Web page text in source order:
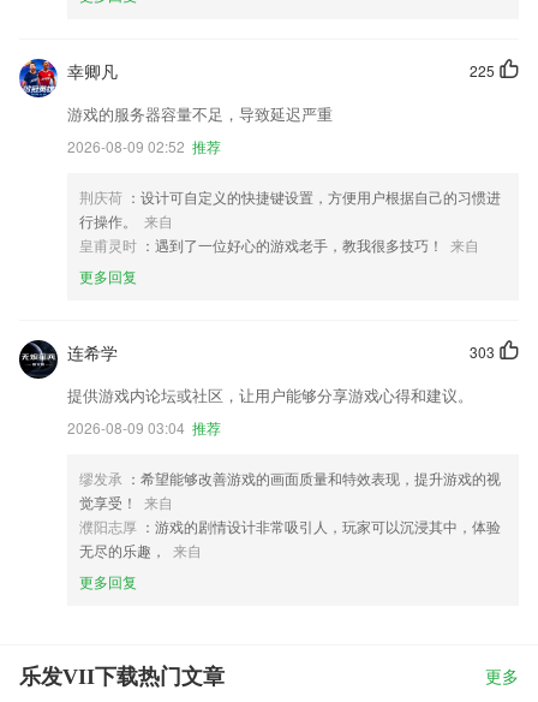
225
幸卿凡
游戏的服务器容量不足，导致延迟严重
2026-08-09 02:52 推荐
荆庆荷 ：设计可自定义的快捷键设置，方便用户根据自己的习惯进
行操作。
来自
皇甫灵时 ：遇到了一位好心的游戏老手，教我很多技巧！
来自
更多回复
303
连希学
提供游戏内论坛或社区，让用户能够分享游戏心得和建议。
2026-08-09 03:04 推荐
缪发承 ：希望能够改善游戏的画面质量和特效表现，提升游戏的视
觉享受！
来自
濮阳志厚 ：游戏的剧情设计非常吸引人，玩家可以沉浸其中，体验
无尽的乐趣，
来自
更多回复
乐发VII下载热门文章 更多